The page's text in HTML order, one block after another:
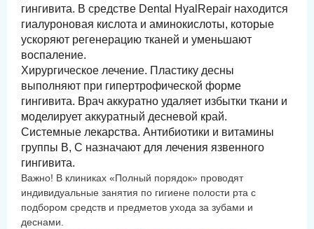
гингивита. В средстве Dental HyalRepair находится
гиалуроновая кислота и аминокислоты, которые
ускоряют регенерацию тканей и уменьшают
воспаление.
Хирургическое лечение. Пластику десны
выполняют при гипертрофической форме
гингивита. Врач аккуратно удаляет избытки ткани и
моделирует аккуратный десневой край.
Системные лекарства. Антибиотики и витамины
группы B, C назначают для лечения язвенного
гингивита.
Важно! В клиниках «Полный порядок» проводят
индивидуальные занятия по гигиене полости рта с
подбором средств и предметов ухода за зубами и
деснами.